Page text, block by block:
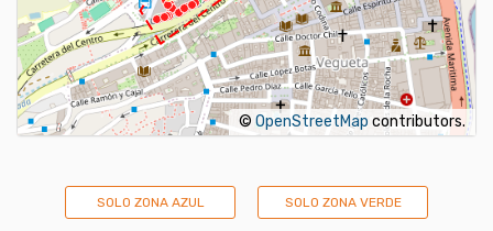
© OpenStreetMap contributors.
SOLO ZONA AZUL SOLO ZONA VERDE